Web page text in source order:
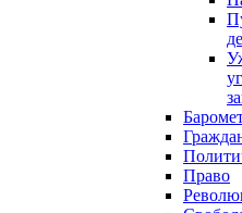
Право